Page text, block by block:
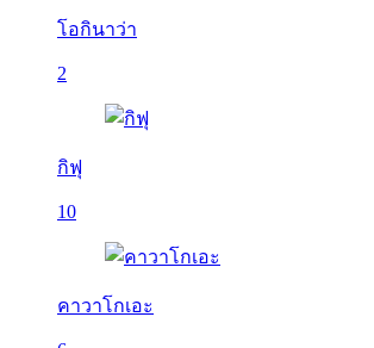
โอกินาว่า
2
กิฟุ
10
คาวาโกเอะ